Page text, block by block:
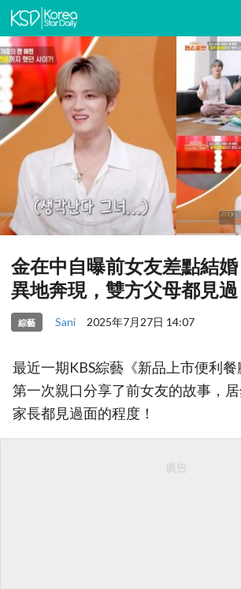
金在中自曝前女友差點結
異地奔現，雙方父母都見過
綜藝 Sani 2025年7月27日 14:07
最近一期KBS綜藝《新品上市便利
第一次親口分享了前女友的故事，
家長都見過面的程度！
廣告